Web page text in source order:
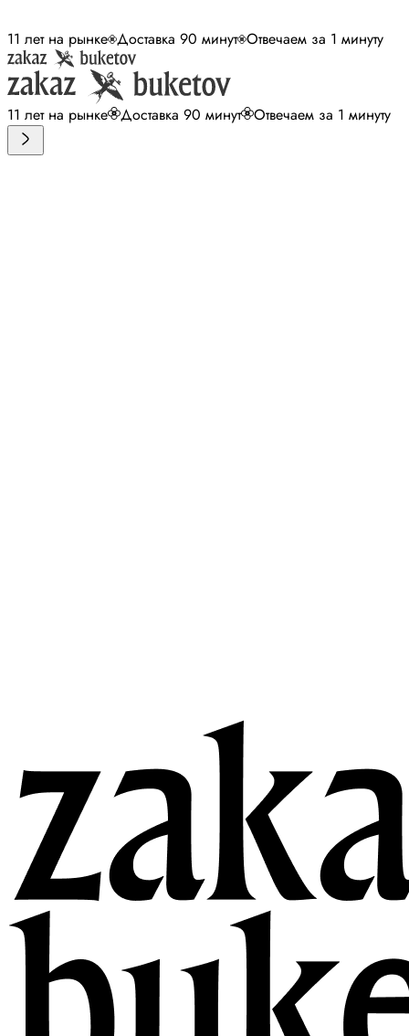
11 лет на рынке Доставка 90 минут Отвечаем за 1 минуту
11 лет на рынке Доставка 90 минут Отвечаем за 1 минуту